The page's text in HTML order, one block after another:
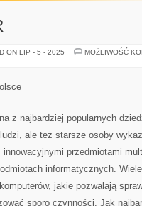
ON LIP - 5 - 2025
MOŻLIWOŚĆ
z najbardziej popularnych
ale też starsze osoby
przedmiotami
informatycznych.
jakie pozwalają
sporo czynności. Jak